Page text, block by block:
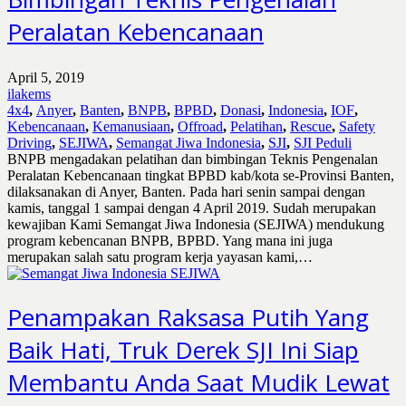
Peralatan Kebencanaan
April 5, 2019
ilakems
4x4, Anyer, Banten, BNPB, BPBD, Donasi, Indonesia, IOF,
Kebencanaan, Kemanusiaan, Offroad, Pelatihan, Rescue, Safety
Driving, SEJIWA, Semangat Jiwa Indonesia, SJI, SJI Peduli
BNPB mengadakan pelatihan dan bimbingan Teknis Pengenalan
Peralatan Kebencanaan tingkat BPBD kab/kota se-Provinsi Banten,
dilaksanakan di Anyer, Banten. Pada hari senin sampai dengan
kamis, tanggal 1 sampai dengan 4 April 2019. Sudah merupakan
kewajiban Kami Semangat Jiwa Indonesia (SEJIWA) mendukung
program kebencanan BNPB, BPBD. Yang mana ini juga
merupakan salah satu program kerja yayasan kami,…
Penampakan Raksasa Putih Yang
Baik Hati, Truk Derek SJI Ini Siap
Membantu Anda Saat Mudik Lewat